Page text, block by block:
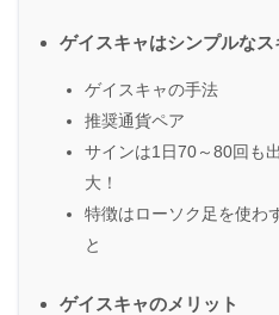
ゲイスキャはシンプルな
ゲイスキャの手法
推奨通貨ペア
サインは1日70～80回も
大！
特徴はローソク足を使わ
と
ゲイスキャのメリット